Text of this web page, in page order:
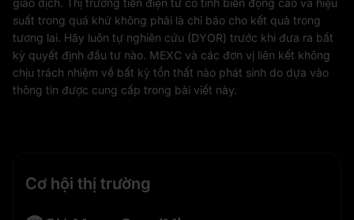
giao dịch. Thị trường tiền điện tử có tính biến động cao và hiệu
suất trong quá khứ không phải là chỉ báo cho kết quả trong
tương lai. Hãy luôn tự nghiên cứu (DYOR) trước khi đưa ra bất
kỳ quyết định đầu tư nào. MEXC và các đơn vị liên kết không
chịu trách nhiệm về bất kỳ tổn thất nào phát sinh do dựa vào
thông tin được cung cấp trong bài viết này.
Cơ hội thị trường